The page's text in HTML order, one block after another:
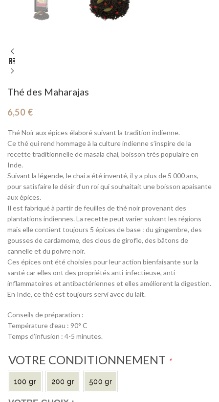
Thé des Maharajas
6,50 €
Thé Noir aux épices élaboré suivant la tradition indienne.
Ce thé qui rend hommage à la culture indienne s’inspire de la
recette traditionnelle de masala chai, boisson très populaire en
Inde.
Suivant la légende, le chai a été inventé, il y a plus de 5 000 ans,
pour satisfaire le désir d’un roi qui souhaitait une boisson apaisante
aux épices.
Il est fabriqué à partir de feuilles de thé noir provenant des
plantations indiennes. La recette peut varier suivant les régions
mais elle contient toujours 5 épices de base : du gingembre, des
gousses de cardamome, des clous de girofle, des bâtons de
cannelle et du poivre noir.
Ces épices ont été choisies pour leur action bienfaisante sur la
santé car elles ont des propriétés anti-infectieuse, anti-
inflammatoires et antibactériennes et elles améliorent la digestion.
En Inde, ce thé est toujours servi avec du lait.
Conseils de préparation :
Température d’eau : 90° C
Temps d’infusion : 4-5 minutes.
VOTRE CONDITIONNEMENT *